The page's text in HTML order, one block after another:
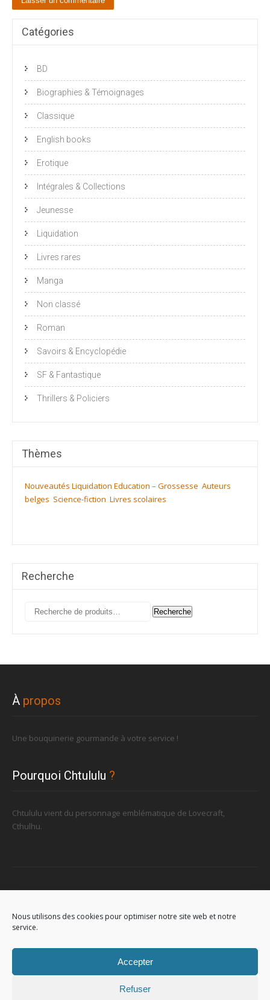
Nous utilisons des cookies pour optimiser notre site web et notre
service.
Accepter
Refuser
Catégories
BD
Biographies & Témoignages
Classique
English books
Erotique
Intégrales & Collections
Jeunesse
Liquidation
Livres rares
Manga
Non classé
Roman
Savoirs & Encyclopédie
SF & Fantastique
Thrillers & Policiers
Thèmes
Nouveautés Liquidation Education – Grossesse Auteurs
belges Science-fiction Livres scolaires
Recherche
Recherche
Recherche
À propos
Une bouquinerie gourmande à votre service !
Pourquoi Chtululu ?
Chtululu vient du personnage emblématique de Lovecraft,
Cthulhu.